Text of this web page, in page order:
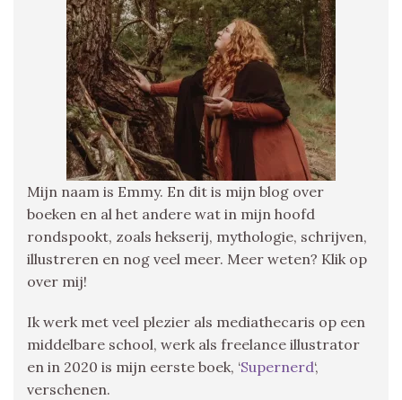
Mijn naam is Emmy. En dit is mijn blog over
boeken en al het andere wat in mijn hoofd
rondspookt, zoals hekserij, mythologie, schrijven,
illustreren en nog veel meer. Meer weten? Klik op
over mij!
Ik werk met veel plezier als mediathecaris op een
middelbare school, werk als freelance illustrator
en in 2020 is mijn eerste boek, ‘Supernerd‘,
verschenen.